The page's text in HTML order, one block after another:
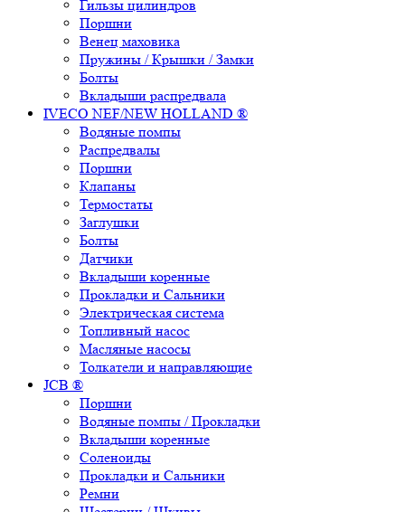
Гильзы цилиндров
Поршни
Венец маховика
Пружины / Крышки / Замки
Болты
Вкладыши распредвала
IVECO NEF/NEW HOLLAND ®
Водяные помпы
Распредвалы
Поршни
Клапаны
Термостаты
Заглушки
Болты
Датчики
Вкладыши коренные
Прокладки и Сальники
Электрическая система
Топливный насос
Масляные насосы
Толкатели и направляющие
JCB ®
Поршни
Водяные помпы / Прокладки
Вкладыши коренные
Соленоиды
Прокладки и Сальники
Ремни